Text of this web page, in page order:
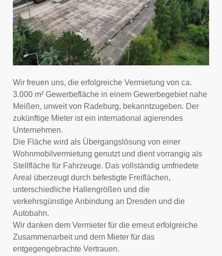
Wir freuen uns, die erfolgreiche Vermietung von ca.
3.000 m² Gewerbefläche in einem Gewerbegebiet nahe
Meißen, unweit von Radeburg, bekanntzugeben. Der
zukünftige Mieter ist ein international agierendes
Unternehmen.
Die Fläche wird als Übergangslösung von einer
Wohnmobilvermietung genutzt und dient vorrangig als
Stellfläche für Fahrzeuge. Das vollständig umfriedete
Areal überzeugt durch befestigte Freiflächen,
unterschiedliche Hallengrößen und die
verkehrsgünstige Anbindung an Dresden und die
Autobahn.
Wir danken dem Vermieter für die erneut erfolgreiche
Zusammenarbeit und dem Mieter für das
entgegengebrachte Vertrauen.